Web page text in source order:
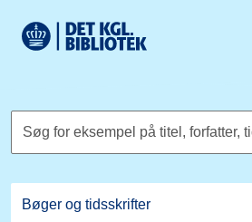
Det Kongelige Biblioteks logo. Gå
Søg for eksempel på titel, forfatter,